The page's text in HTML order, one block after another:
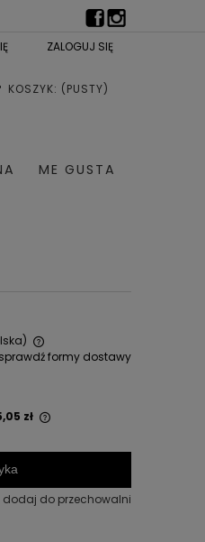
ZALOGUJ SIĘ
KOSZYK: (PUSTY)
ME GUSTA
sprawdź formy dostawy
zł
dodaj do przechowalni